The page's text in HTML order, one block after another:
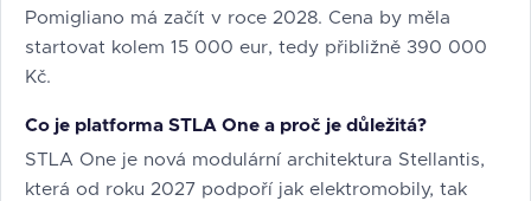
Pomigliano má začít v roce 2028. Cena by měla
startovat kolem 15 000 eur, tedy přibližně 390 000
Kč.
Co je platforma STLA One a proč je důležitá?
STLA One je nová modulární architektura Stellantis,
která od roku 2027 podpoří jak elektromobily, tak